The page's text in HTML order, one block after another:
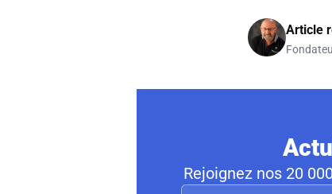
Article
Rejoignez nos 20